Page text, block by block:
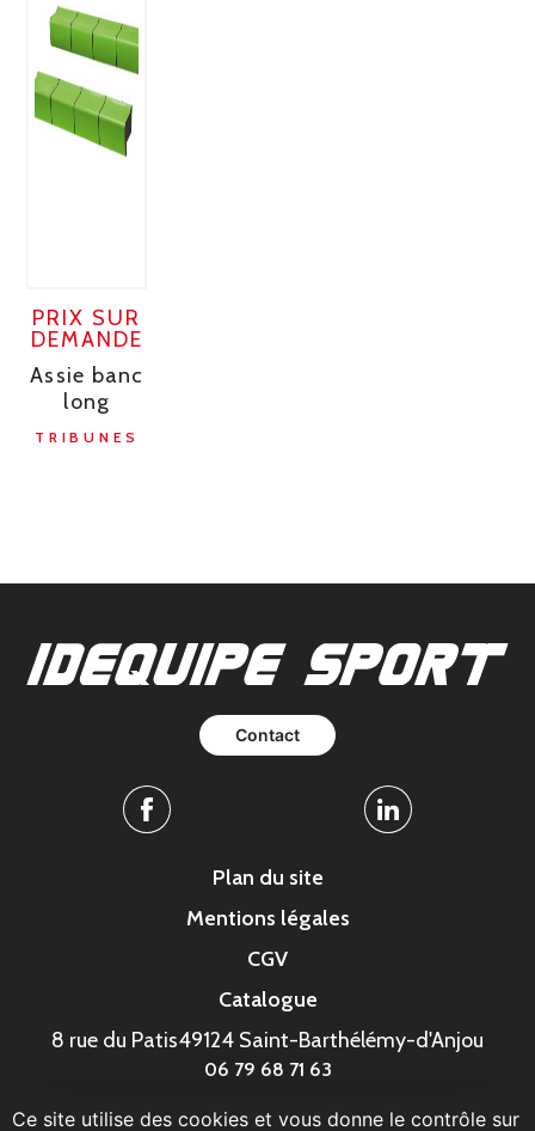
PRIX SUR
DEMANDE
Assie banc
long
TRIBUNES
Contact
Facebook Linkedin
Plan du site
Mentions légales
CGV
Catalogue
8 rue du Patis49124 Saint-Barthélémy-d'Anjou
06 79 68 71 63
Ce site utilise des cookies et vous donne le contrôle sur